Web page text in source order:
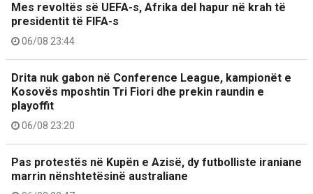
Mes revoltës së UEFA-s, Afrika del hapur në krah të
presidentit të FIFA-s
06/08 23:44
Drita nuk gabon në Conference League, kampionët e
Kosovës mposhtin Tri Fiori dhe prekin raundin e
playoffit
06/08 23:20
Pas protestës në Kupën e Azisë, dy futbolliste iraniane
marrin nënshtetësinë australiane